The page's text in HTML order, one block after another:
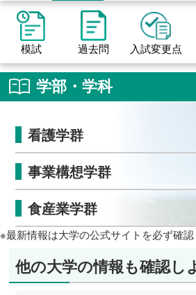
模試 過去問 入試変更点
学部・学科
看護学群
事業構想学群
食産業学群
※最新情報は大学の公式サイトを必ず確認
他の大学の情報も確認し